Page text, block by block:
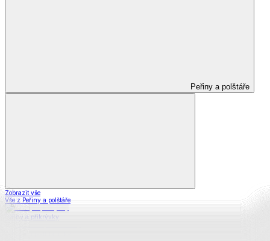
Peřiny a polštáře
Zobrazit vše
Vše z Peřiny a polštáře
Peřiny a přikrývky